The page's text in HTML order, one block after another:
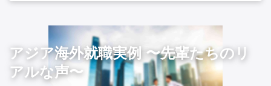
アジア海外就職実例 〜先輩たちのリ
アルな声〜